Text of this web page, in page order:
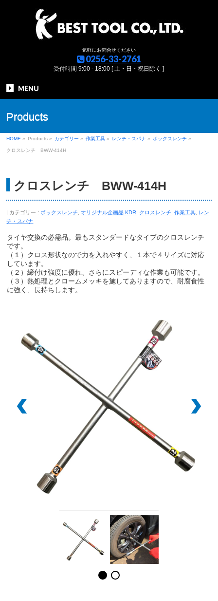
気軽にお問合せください
0256-33-2761
受付時間 9:00 - 18:00 [ 土・日・祝日除く ]
MENU
Products
HOME » Products » カテゴリー » 作業工具 » レンチ・スパナ » ボックスレンチ »
クロスレンチ BWW-414H
クロスレンチ BWW-414H
カテゴリー : ボックスレンチ オリジナル企画品 KDR クロスレンチ ,作業工具 レン
チ・スパナ
タイヤ交換の必需品。最もスタンダードなタイプのクロスレンチ
です。
（１）クロス形状なので力を入れやすく、１本で４サイズに対応
しています。
（２）締付け強度に優れ、さらにスピーディな作業も可能です。
（３）熱処理とクロームメッキを施してありますので、耐腐食性
に強く、長持ちします。